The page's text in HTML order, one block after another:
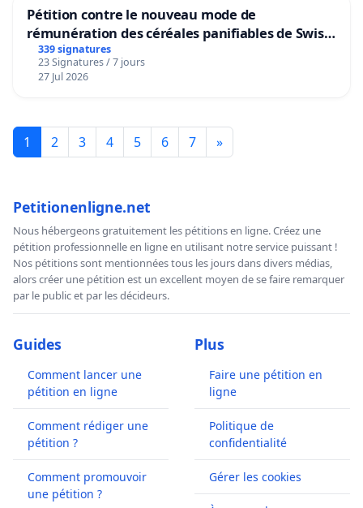
Pétition contre le nouveau mode de
rémunération des céréales panifiables de Swiss
granum basé sur la teneur en protéines
339 signatures
23 Signatures / 7 jours
27 Jul 2026
1 2 3 4 5 6 7 »
Petitionenligne.net
Nous hébergeons gratuitement les pétitions en ligne. Créez une
pétition professionnelle en ligne en utilisant notre service puissant !
Nos pétitions sont mentionnées tous les jours dans divers médias,
alors créer une pétition est un excellent moyen de se faire remarquer
par le public et par les décideurs.
Guides
Comment lancer une
pétition en ligne
Comment rédiger une
pétition ?
Comment promouvoir
une pétition ?
Plus
Faire une pétition en
ligne
Politique de
confidentialité
Gérer les cookies